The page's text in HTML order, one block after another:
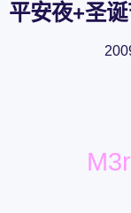
平安夜+圣